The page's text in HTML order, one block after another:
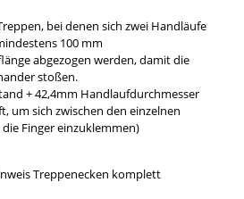
bei denen sich zwei Handläufe
100 mm
abgezogen werden, damit die
stoßen.
+ 42,4mm Handlaufdurchmesser
um sich zwischen den einzelnen
Finger einzuklemmen)